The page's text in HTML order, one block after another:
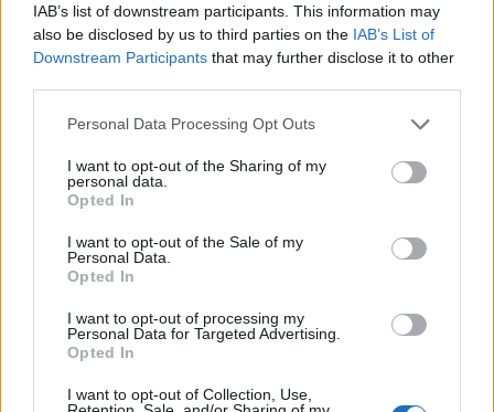
IAB’s list of downstream participants. This information may
also be disclosed by us to third parties on the IAB’s List of
Downstream Participants that may further disclose it to other
Please note that this website/app uses one or more Google
not limited to your visit or usage behaviour. You may click to
grant or deny consent to Google and its third-party tags to
use your data for below specified purposes in below Google
consent section.
Personal Data Processing Opt Outs
I want to opt-out of the Sharing of my
personal data.
Opted In
I want to opt-out of the Sale of my
Personal Data.
Opted In
I want to opt-out of processing my
Personal Data for Targeted Advertising.
Opted In
I want to opt-out of Collection, Use,
Πανελλήνιες 2024: Τι πρέπει να
ξέρετε για το δωρεάν
«φροντιστήριο» σε 7 ειδικά
μαθήματα
02/01/2024 - 08:46
Πανελλαδικές 2024 – ΠΡΟΣΟΧΗ:
γίνεται